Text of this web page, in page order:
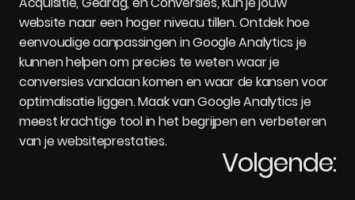
website naar een hoger niveau tillen. Ontdek hoe
eenvoudige aanpassingen in Google Analytics je
kunnen helpen om precies te weten waar je
conversies vandaan komen en waar de kansen voor
optimalisatie liggen. Maak van Google Analytics je
meest krachtige tool in het begrijpen en verbeteren
van je websiteprestaties.
Volgende: